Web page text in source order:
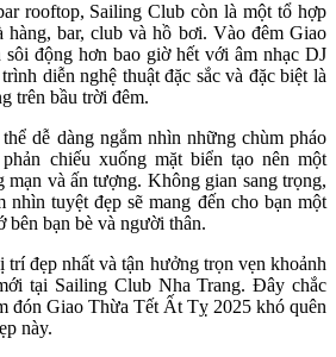
rooftop, Sailing Club còn là một tổ hợp
bar, club và hồ bơi. Vào đêm Giao
động hơn bao giờ hết với âm nhạc DJ
diễn nghệ thuật đặc sắc và đặc biệt là
trên bầu trời đêm.
dễ dàng ngắm nhìn những chùm pháo
chiếu xuống mặt biển tạo nên một
mạn và ấn tượng. Không gian sang trọng,
nhìn tuyệt đẹp sẽ mang đến cho bạn một
bên bạn bè và người thân.
trí đẹp nhất và tận hưởng trọn vẹn khoảnh
tại Sailing Club Nha Trang. Đây chắc
đón Giao Thừa Tết Ất Tỵ 2025 khó quên
này.